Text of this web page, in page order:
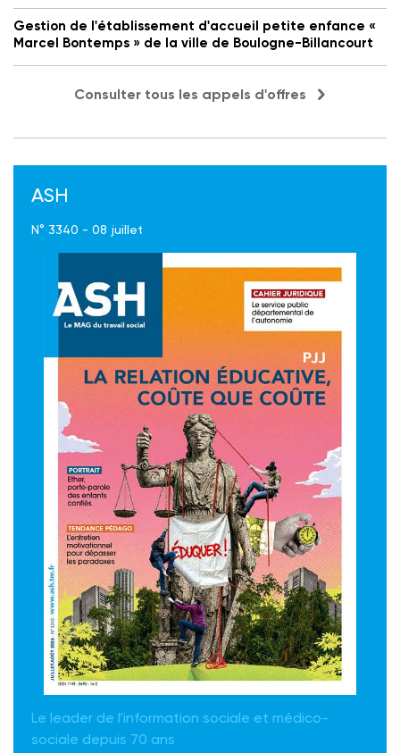
Gestion de l'établissement d'accueil petite enfance «
Marcel Bontemps » de la ville de Boulogne-Billancourt
Consulter tous les appels d'offres
ASH
N° 3340 - 08 juillet
Le leader de l'information sociale et médico-
sociale depuis 70 ans